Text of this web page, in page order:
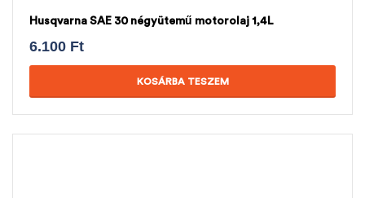
Husqvarna SAE 30 négyütemű motorolaj 1,4L
6.100 Ft
KOSÁRBA TESZEM